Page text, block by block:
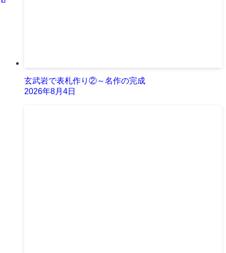
玄武岩で表札作り②～名作の完成
2026年8月4日